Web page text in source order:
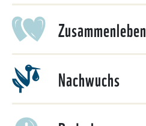
Zusammenleben
Nachwuchs